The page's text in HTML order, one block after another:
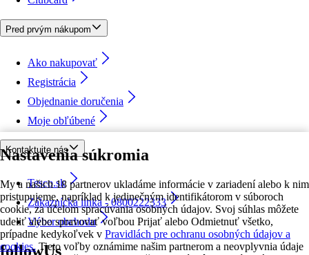
Nastavenia súkromia
My a našich 18 partnerov ukladáme informácie v zariadení alebo k nim
pristupujeme, napríklad k jedinečným identifikátorom v súboroch
cookie, za účelom spracúvania osobných údajov. Svoj súhlas môžete
udeliť alebo spravovať voľbou Prijať alebo Odmietnuť všetko,
prípadne kedykoľvek v Pravidlách pre ochranu osobných údajov a
cookies. Tieto voľby oznámime našim partnerom a neovplyvnia údaje
Pred prvým nákupom
Ako nakupovať
Registrácia
Objednanie doručenia
Moje obľúbené
Kontaktujte nás
Tesco.sk
Zákaznícka linka - 0800222333
Výber obchodu
followUs